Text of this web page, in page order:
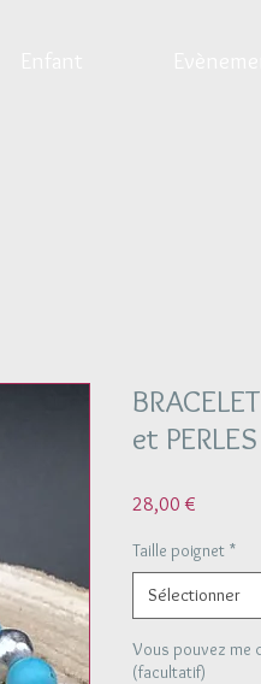
et
28,00 €Prix
Taille poignet *
Sélectionner
Vous pouvez me
(facultatif)